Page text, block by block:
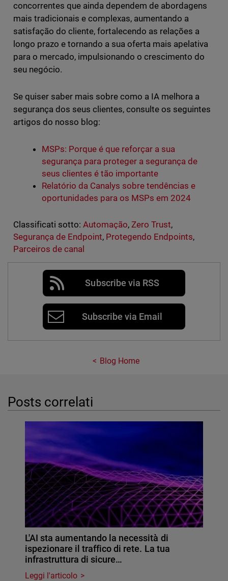
concorrentes que ainda dependem de abordagens
mais tradicionais e complexas, aumentando a
satisfação do cliente, fortalecendo as relações a
longo prazo e tornando a sua oferta mais apelativa
para o mercado, impulsionando o crescimento do
seu negócio.
Se quiser saber mais sobre como a IA melhora a
segurança dos seus clientes, consulte os seguintes
artigos do nosso blog:
MSPs: Porque é que reforçar a sua
segurança para proteger a segurança de
seus clientes é tão importante
Relatório da Canalys sobre tendências e
oportunidades para os MSPs em 2024
Classificati sotto: Automação,Zero Trust,
Segurança de Endpoint, Protegendo Endpoints,
Parceiros de canal
Subscribe via RSS
Subscribe via Email
Blog Home
Posts correlati
L'AI sta aumentando la necessità di
ispezionare il traffico di rete. La tua
infrastruttura di sicure…
Leggi l'articolo